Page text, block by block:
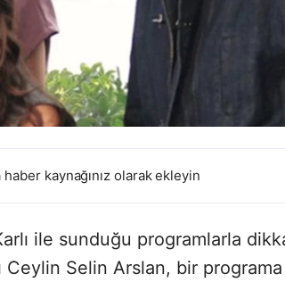
kaynağınız olarak ekleyin
ile sunduğu programlarla
Ceylin Selin Arslan, bir